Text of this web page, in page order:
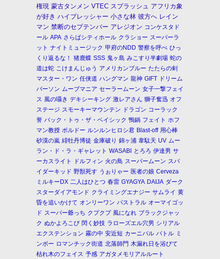
権現 蒙古タンメン VTEC スプラッシュ アフリカ象
が好き ハイプレッシャー 小さな林 彼方へ レイン
マン 禁断のセプテンバー アレジオン コンケスタド
ール APA さらばシティホール クラショー スーパーラ
ット ナイトミュージック 甲府のNDD 警察を呼べ ひっ
くり返るな！
猪鹿蝶 SSS 鬼ヶ島 みこすり半劇場 蛇の
道は蛇 こけまんじゅう アメリカンブルー たたらの剣
マスター・ワン 任侠道 ハングマン 龍神 GIFT ドリーム
パーソン ムーブマニア セーラームーン 女子一撃フェイ
ス 風の囁き デキシーキング 激レアさん 獅子奮迅 オフ
ステージ スモーキーマウンテン ドラゴン コーラック
誉 バック・トゥ・ザ・ベイシック 鴨鍋 フェイト ホフ
マン教授 ボルドー ルンルンヒロシ君 Blast-off 用心棒
砂漠の嵐 緋牡丹博徒 金庫破り 錦ヶ浦 韋駄天 UV ムー
ラン・ド・ラ・ギャレット WASABI とろろ 伊達男 サ
ーカスライト
ドルフィン 火の鳥 スーパームーン スパ
イダーキッド 野獣死す うぉりゃー 医者の娘 Cerveza
ミルキーDX 二人はひとつ 春雷 GYAGYA DAIJA ダーク
スターダイアモンド クライミングエナジー サムライ 黄
昏を追いかけて オンリーワン パストラル オーマイゴッ
ド スーパー爺っち クプクプ 風になれ ブラックジャッ
ク ぬかよろこび 閃く妙技 ラローズエル穴男 シリアル
エクステンション 霧の中 安近短 カーニバル バトル ミ
ンボー ロマンチック街道 北落師門 木漏れ日を浴びて
枯れ木のフェイス 予感 アガタメモリアルルート